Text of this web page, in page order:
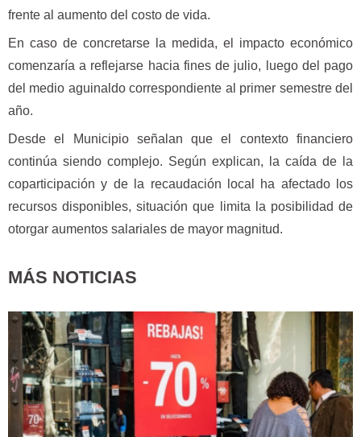
frente al aumento del costo de vida.
En caso de concretarse la medida, el impacto económico
comenzaría a reflejarse hacia fines de julio, luego del pago
del medio aguinaldo correspondiente al primer semestre del
año.
Desde el Municipio señalan que el contexto financiero
continúa siendo complejo. Según explican, la caída de la
coparticipación y de la recaudación local ha afectado los
recursos disponibles, situación que limita la posibilidad de
otorgar aumentos salariales de mayor magnitud.
MÁS NOTICIAS